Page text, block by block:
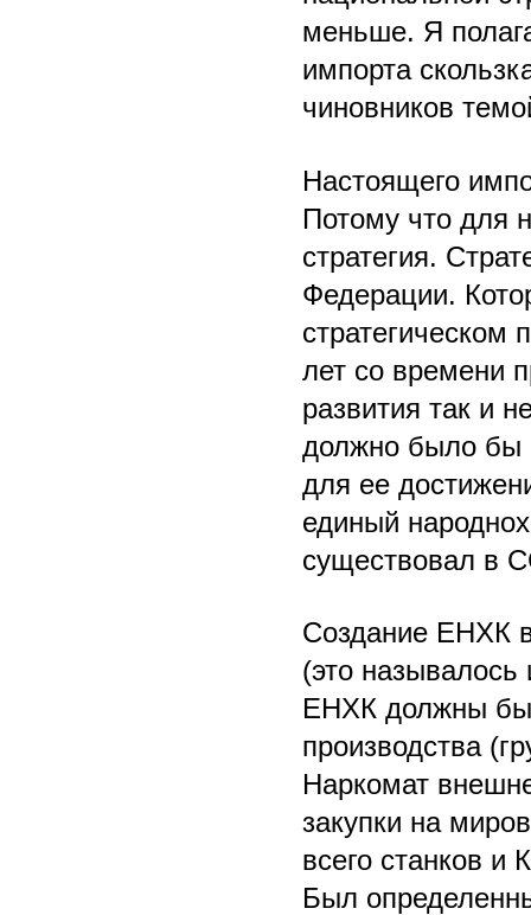
меньше. Я
импорта
чиновников
Настоящего
Потому что для
стратегия.
Федерации.
стратегическом
лет со времени
развития так и
должно было бы
для ее
единый
существовал в
Создание ЕНХК
(это
ЕНХК должны
производства
Наркомат
закупки на
всего станков и
Был